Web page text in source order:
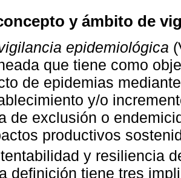
y ámbito de
epidemiológica
que tiene como
de epidemias
y/o
de exclusión o
productivos
y resiliencia
definición tiene tres